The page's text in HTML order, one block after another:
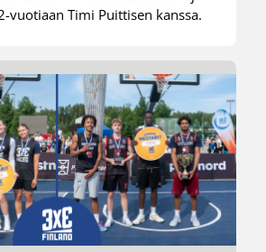
vuotiaan Timi Puittisen kanssa.